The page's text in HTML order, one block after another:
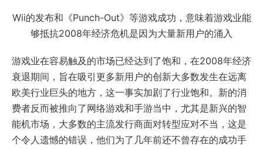
Wii的发布和《Punch-Out》等游戏成功，意味着游戏业能
够抵抗2008年经济危机是因为大量新用户的涌入
游戏业在容易触及的市场已经达到了饱和，在2008年经济
衰退期间，旨在吸引更多新用户的创新大多数发生在远离
欧美行业巨头的地方，这一事实加剧了行业饱和。新的消
费者反而被推向了网络游戏和手游当中，尤其是新兴的智
能机市场，大多数的主流发行商面对转型应对不当，这是
个令人遗憾的错误，他们为了几年前还不曾存在的成功手